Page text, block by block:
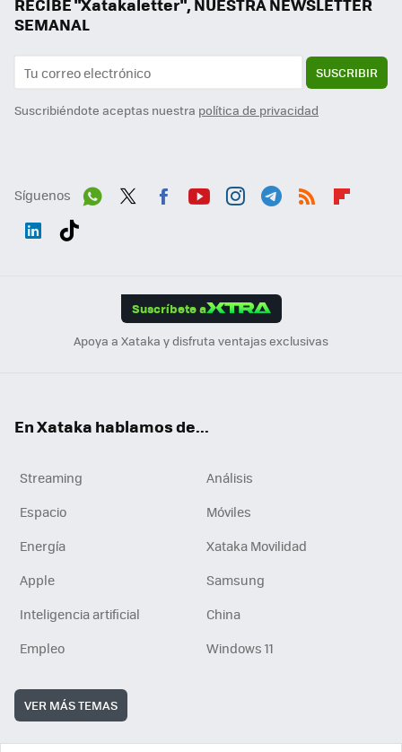
RECIBE "Xatakaletter", NUESTRA NEWSLETTER
SEMANAL
SUSCRIBIR
Suscribiéndote aceptas nuestra política de privacidad
Síguenos
Suscríbete a
Apoya a Xataka y disfruta ventajas exclusivas
En Xataka hablamos de...
Streaming
Análisis
Espacio
Móviles
Energía
Xataka Movilidad
Apple
Samsung
Inteligencia artificial
China
Empleo
Windows 11
VER MÁS TEMAS